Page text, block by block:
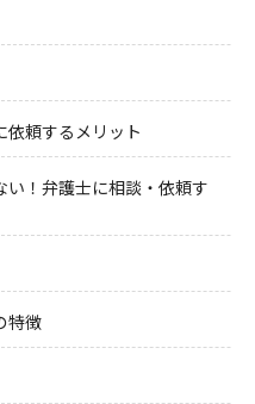
頼するメリット
！弁護士に相談・依頼す
特徴